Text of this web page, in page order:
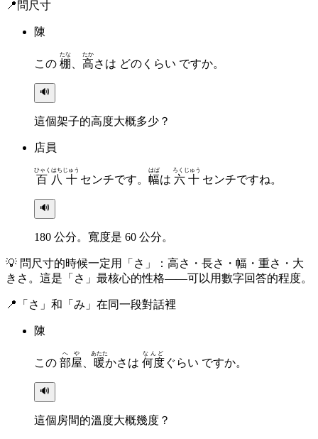
📍 問尺寸
陳
この 棚
たな
高
たか
さは どのくらい ですか。
🔊
這個架子的高度大概多少？
店員
百八十
ひゃくはちじゅう
センチです。 幅
はば
は 六十
ろくじゅう
センチですね。
🔊
180 公分。寬度是 60 公分。
💡 問尺寸的時候一定用「さ」：高さ・長さ・幅・重さ・大
きさ。這是「さ」最核心的性格——可以用數字回答的程度。
📍 「さ」和「み」在同一段對話裡
陳
この 部屋
へや
暖
あたた
かさは 何度
なんど
ぐらい ですか。
🔊
這個房間的溫度大概幾度？